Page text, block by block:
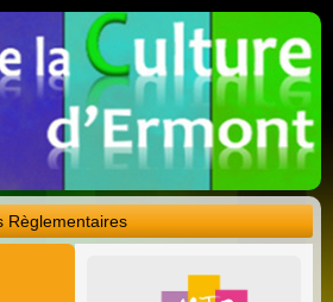
Règlementaires